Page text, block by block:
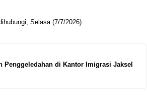
Selasa (7/7/2026).
Penggeledahan di Kantor Imigrasi Jaksel